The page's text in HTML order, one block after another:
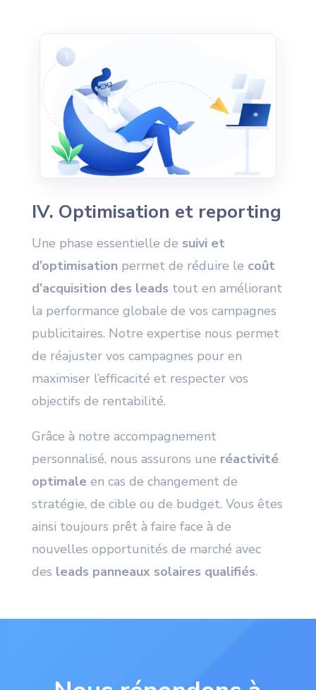
IV. Optimisation et reporting
Une phase essentielle de suivi et
d’optimisationpermet de réduire le coût
d’acquisition des leads tout en améliorant
la performance globale de vos campagnes
publicitaires. Notre expertise nous permet
de réajuster vos campagnes pour en
maximiser l’efficacité et respecter vos
objectifs de rentabilité.
Grâce à notre accompagnement
personnalisé, nous assurons une réactivité
optimaleen cas de changement de
stratégie, de cible ou de budget. Vous êtes
ainsi toujours prêt à faire face à de
nouvelles opportunités de marché avec
des leads panneaux solaires qualifiés.